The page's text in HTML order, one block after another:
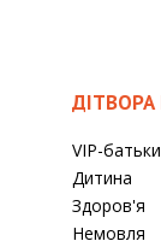
VIP-
Дитина
Здоров'я
Немовля